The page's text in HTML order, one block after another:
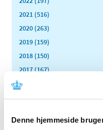
Denne hjemmeside
2021 (516)
2020 (263)
2019 (159)
2018 (150)
2017 (167)
2016 (167)
2015 (33)
2013 (49)